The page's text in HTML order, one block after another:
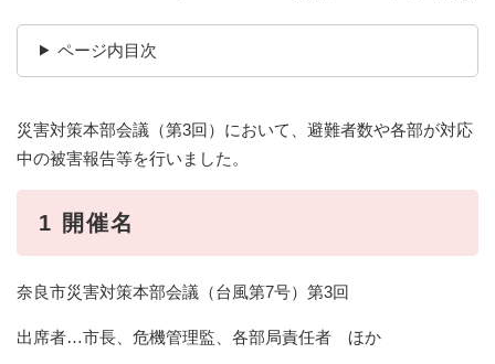
ページ内目次
災害対策本部会議（第3回）において、避難者数や各部が対応
中の被害報告等を行いました。
1 開催名
奈良市災害対策本部会議（台風第7号）第3回
出席者…市長、危機管理監、各部局責任者 ほか